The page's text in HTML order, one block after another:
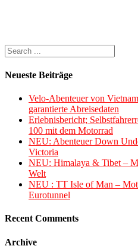
Neueste Beiträge
Velo-Abenteuer von
garantierte Abreisedaten
Erlebnisbericht;
100 mit dem Motorrad
NEU: Abenteuer Down
Victoria
NEU: Himalaya & Tibet –
Welt
NEU : TT Isle of Man –
Eurotunnel
Recent Comments
Archive